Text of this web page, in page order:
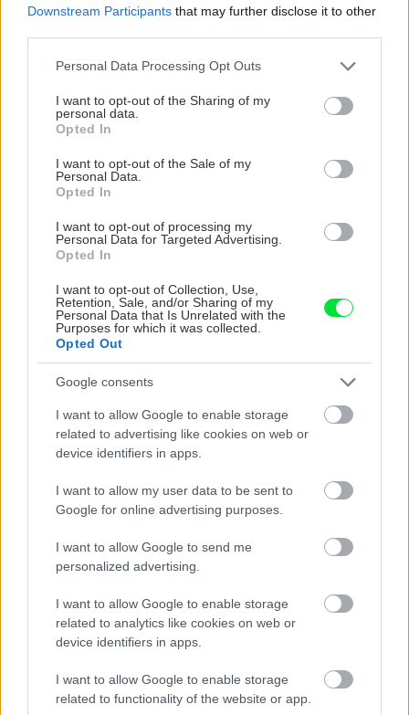
Downstream Participants that may further disclose it to other
Please note that this website/app uses one or more Google
not limited to your visit or usage behaviour. You may click to
grant or deny consent to Google and its third-party tags to
use your data for below specified purposes in below Google
consent section.
Personal Data Processing Opt Outs
I want to opt-out of the Sharing of my
personal data.
Opted In
I want to opt-out of the Sale of my
Personal Data.
Opted In
I want to opt-out of processing my
Personal Data for Targeted Advertising.
Opted In
I want to opt-out of Collection, Use,
Retention, Sale, and/or Sharing of my
Personal Data that Is Unrelated with the
Purposes for which it was collected.
Opted Out
Google consents
I want to allow Google to enable storage
related to advertising like cookies on web or
device identifiers in apps.
I want to allow my user data to be sent to
Google for online advertising purposes.
I want to allow Google to send me
personalized advertising.
I want to allow Google to enable storage
related to analytics like cookies on web or
device identifiers in apps.
I want to allow Google to enable storage
related to functionality of the website or app.
ich skladovať a prečo sa
ktorom v obchode siahnuť?
Zdravá pôda je pokladom
každej záhrady. Ako
ovplyvniť jej kvalitu
obmedzením plastov a
kompostovaním?
KOMENTÁRE komentár
VIDEO